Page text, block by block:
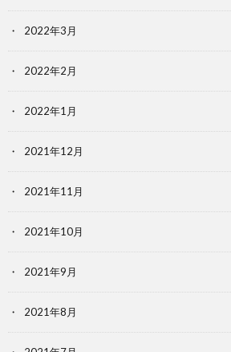
2022年3月
2022年2月
2022年1月
2021年12月
2021年11月
2021年10月
2021年9月
2021年8月